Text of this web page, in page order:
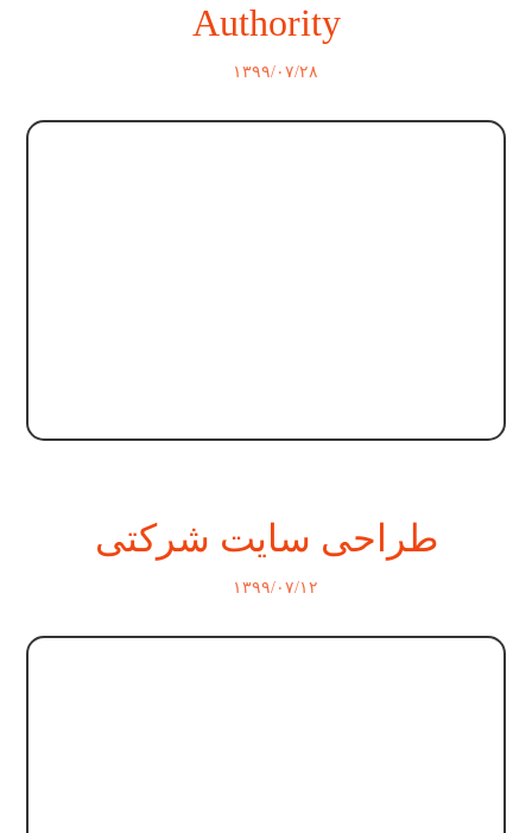
Authority
۱۳۹۹/۰۷/۲۸
طراحی سایت شرکتی
۱۳۹۹/۰۷/۱۲